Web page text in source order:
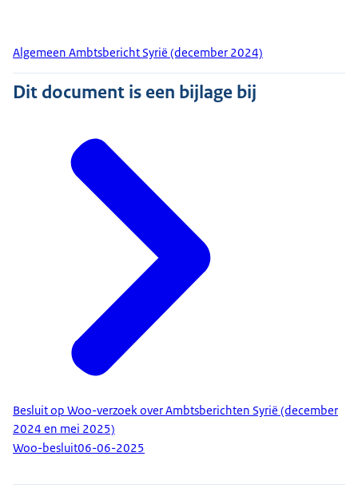
Algemeen Ambtsbericht Syrië (december 2024)
Dit document is een bijlage bij
Besluit op Woo-verzoek over Ambtsberichten Syrië (december
2024 en mei 2025)
Woo-besluit06-06-2025